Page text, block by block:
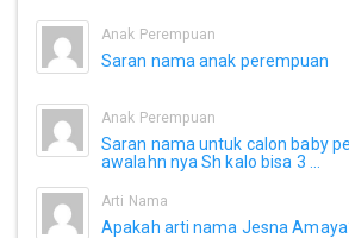
Anak Perempuan
Saran nama anak perempuan
Anak Perempuan
Saran nama untuk calon baby
awalahn nya Sh kalo bisa 3 ...
Arti Nama
Apakah arti nama Jesna